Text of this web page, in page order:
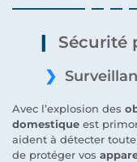
Sécurité
Avec l’explosion des
domestique est
aident à détecter
de protéger vos